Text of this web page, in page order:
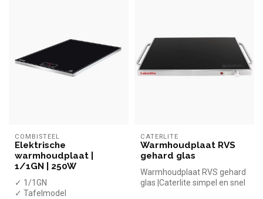
COMBISTEEL
Elektrische
warmhoudplaat |
1/1GN | 250W
✓ 1/1GN
✓ Tafelmodel
CATERLITE
Warmhoudplaat RVS
gehard glas
Warmhoudplaat RVS gehard
glas |Caterlite simpel en snel